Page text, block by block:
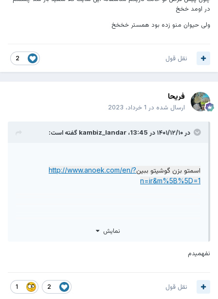
در اومد خخخ
ولی حیوان منو زده بود همستر خخخخ
2 نقل قول
فریحا
ارسال شده در
در ۱۴۰۱/۱۲/۱۰ در 13:45، kambiz_landarگفته است:
اسمتو بزن گوشیتو ببینhttp://www.anoek.com/en/?
n=ir&m%5B%5D=1
نمایش
نفهمیدم
2 نقل قول